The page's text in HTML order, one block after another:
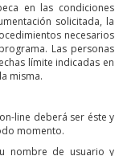
en las condiciones
solicitada, la
necesarios
Las personas
límite indicadas en
misma.
line deberá ser éste y
momento.
nombre de usuario y